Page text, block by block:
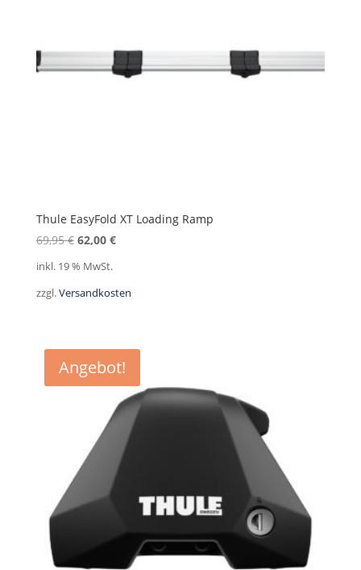
Thule EasyFold XT Loading Ramp
69,95€ Ursprünglicher
69,95 €
62,00 €Aktueller
62,00 €.
inkl. 19 % MwSt.
zzgl.Versandkosten
Angebot!